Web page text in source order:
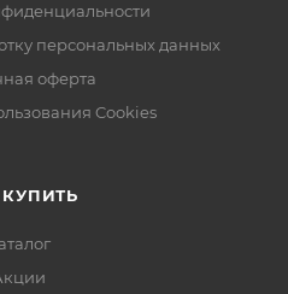
персональных данных
оферта
Cookies